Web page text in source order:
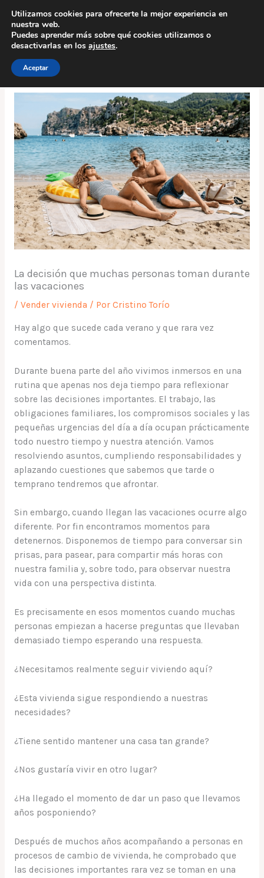
contenido
La decisión que muchas personas toman durante
las vacaciones
/ Vender vivienda / Por Cristino Torío
Hay algo que sucede cada verano y que rara vez
comentamos.
Durante buena parte del año vivimos inmersos en una
rutina que apenas nos deja tiempo para reflexionar
sobre las decisiones importantes. El trabajo, las
obligaciones familiares, los compromisos sociales y las
pequeñas urgencias del día a día ocupan prácticamente
todo nuestro tiempo y nuestra atención. Vamos
resolviendo asuntos, cumpliendo responsabilidades y
aplazando cuestiones que sabemos que tarde o
temprano tendremos que afrontar.
Sin embargo, cuando llegan las vacaciones ocurre algo
diferente. Por fin encontramos momentos para
detenernos. Disponemos de tiempo para conversar sin
prisas, para pasear, para compartir más horas con
nuestra familia y, sobre todo, para observar nuestra
vida con una perspectiva distinta.
Es precisamente en esos momentos cuando muchas
personas empiezan a hacerse preguntas que llevaban
demasiado tiempo esperando una respuesta.
¿Necesitamos realmente seguir viviendo aquí?
¿Esta vivienda sigue respondiendo a nuestras
necesidades?
¿Tiene sentido mantener una casa tan grande?
¿Nos gustaría vivir en otro lugar?
¿Ha llegado el momento de dar un paso que llevamos
años posponiendo?
Después de muchos años acompañando a personas en
procesos de cambio de vivienda, he comprobado que
las decisiones importantes rara vez se toman en una
Utilizamos cookies para ofrecerte la mejor experiencia en
nuestra web.
Puedes aprender más sobre qué cookies utilizamos o
desactivarlas en los ajustes.
Aceptar